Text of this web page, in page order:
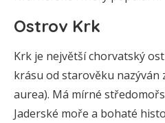
Ostrov Krk
Krk je největší chorvatský
krásu od starověku nazýván
aurea). Má mírné
Jaderské moře a bohaté